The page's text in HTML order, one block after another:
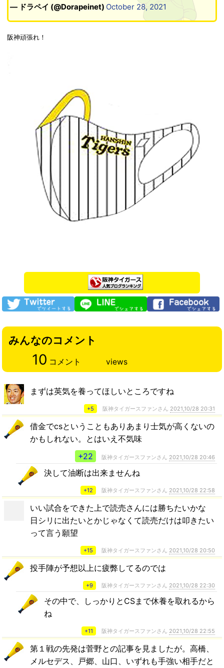
— ドラペイ (@Dorapeinet) October 28, 2021
阪神頑張れ！
みんなのコメント
10 コメント views
まずは英気を養ってほしいところですね
+5 阪神タイガースファンさん 2021,10/28 20:31
借金でcsということもありあまり士気が高くないの
かもしれない。とはいえ不気味
+22
阪神タイガースファンさん 2021,10/28 20:46
決して油断は出来ませんね
+12 阪神タイガースファンさん 2021,10/28 22:58
いい試合をできた上で読売さんには勝ちたいかな
日シリに出たいとかじゃなくて読売だけは叩きたい
って言う願望
+15 阪神タイガースファンさん 2021,10/28 20:50
投手陣が予想以上に疲弊してるのでは
+9 阪神タイガースファンさん 2021,10/28 22:30
その中で、しっかりとCSまで休養を取れるから
ね
+11 阪神タイガースファンさん 2021,10/28 22:55
第１戦の先発は菅野との記事を見ましたが。高橋、
メルセデス、戸郷、山口、いずれも手強い相手だと